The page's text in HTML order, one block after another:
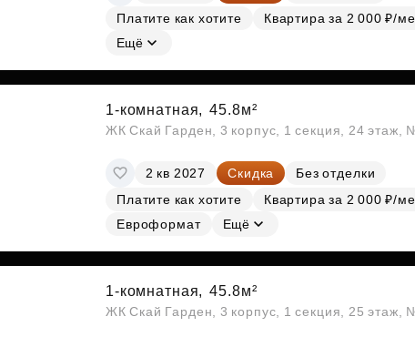
Платите как хотите
Квартира за 2 000 ₽/
Ещё
1-комнатная, 45.8м²
ЖК Скай Гарден, 3 корпус, 1 секция, 24 этаж,
2 кв 2027 Скидка
Без отделки
Платите как хотите
Квартира за 2 000 ₽/
Евроформат
Ещё
1-комнатная, 45.8м²
ЖК Скай Гарден, 3 корпус, 1 секция, 25 этаж,